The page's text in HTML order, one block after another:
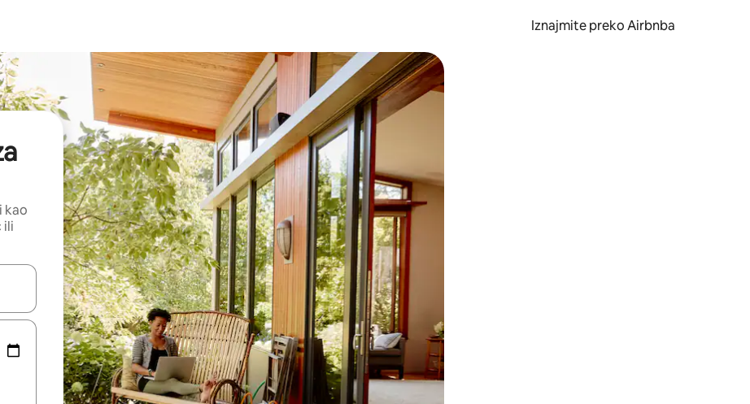
Iznajmite preko Airbnba
kao
ili
koristeći se strelicama prema gore i prema dolje, kao i dodirom ili prelaskom prstom po zaslonu.